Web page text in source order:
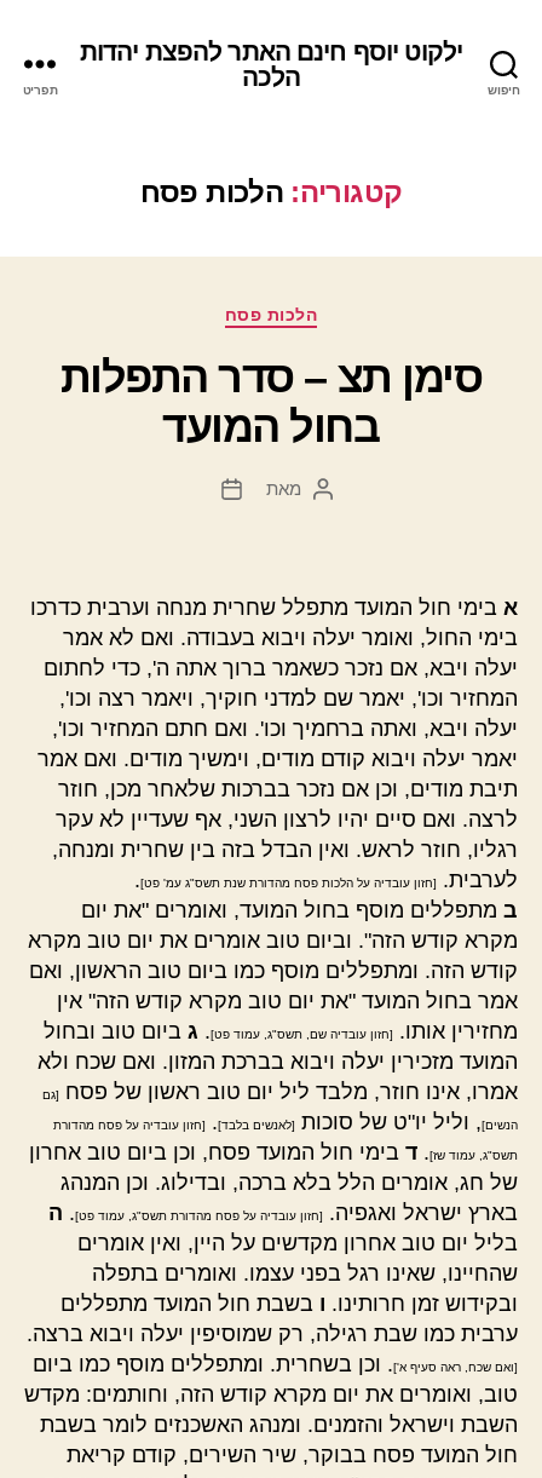
חיפוש
ילקוט יוסף חינם האתר להפצת יהדות
הלכה
תפריט
קטגוריה: הלכות פסח
קטגוריות
הלכות פסח
סימן תצ – סדר התפלות
בחול המועד
המחבר
מאת
תאריך
א בימי חול המועד מתפלל שחרית מנחה וערבית כדרכו
בימי החול, ואומר יעלה ויבוא בעבודה. ואם לא אמר
יעלה ויבא, אם נזכר כשאמר ברוך אתה ה', כדי לחתום
המחזיר וכו', יאמר שם למדני חוקיך, ויאמר רצה וכו',
יעלה ויבא, ואתה ברחמיך וכו'. ואם חתם המחזיר וכו',
יאמר יעלה ויבוא קודם מודים, וימשיך מודים. ואם אמר
תיבת מודים, וכן אם נזכר בברכות שלאחר מכן, חוזר
לרצה. ואם סיים יהיו לרצון השני, אף שעדיין לא עקר
רגליו, חוזר לראש. ואין הבדל בזה בין שחרית ומנחה,
לערבית.
[חזון עובדיה על הלכות פסח מהדורת שנת תשס"ג עמ' פט].
ב מתפללים מוסף בחול המועד, ואומרים "את יום
מקרא קודש הזה". וביום טוב אומרים את יום טוב מקרא
קודש הזה. ומתפללים מוסף כמו ביום טוב הראשון, ואם
אמר בחול המועד "את יום טוב מקרא קודש הזה" אין
מחזירין אותו.
[חזון עובדיה שם, תשס"ג, עמוד פט]. ג ביום טוב ובחול
המועד מזכירין יעלה ויבוא בברכת המזון. ואם שכח ולא
אמרו, אינו חוזר, מלבד ליל יום טוב ראשון של פסח
[גם
הנשים], וליל יו"ט של סוכות [לאנשים בלבד]. [חזון עובדיה על פסח מהדורת
תשס"ג, עמוד שז]. ד בימי חול המועד פסח, וכן ביום טוב אחרון
של חג, אומרים הלל בלא ברכה, ובדילוג. וכן המנהג
בארץ ישראל ואגפיה.
[חזון עובדיה על פסח מהדורת תשס"ג, עמוד פט]. ה
בליל יום טוב אחרון מקדשים על היין, ואין אומרים
שהחיינו, שאינו רגל בפני עצמו. ואומרים בתפלה
ובקידוש זמן חרותינו. ו בשבת חול המועד מתפללים
ערבית כמו שבת רגילה, רק שמוסיפין יעלה ויבוא ברצה.
[ואם שכח, ראה סעיף א']. וכן בשחרית. ומתפללים מוסף כמו ביום
טוב, ואומרים את יום מקרא קודש הזה, וחותמים: מקדש
השבת וישראל והזמנים. ומנהג האשכנזים לומר בשבת
חול המועד פסח בבוקר, שיר השירים, קודם קריאת